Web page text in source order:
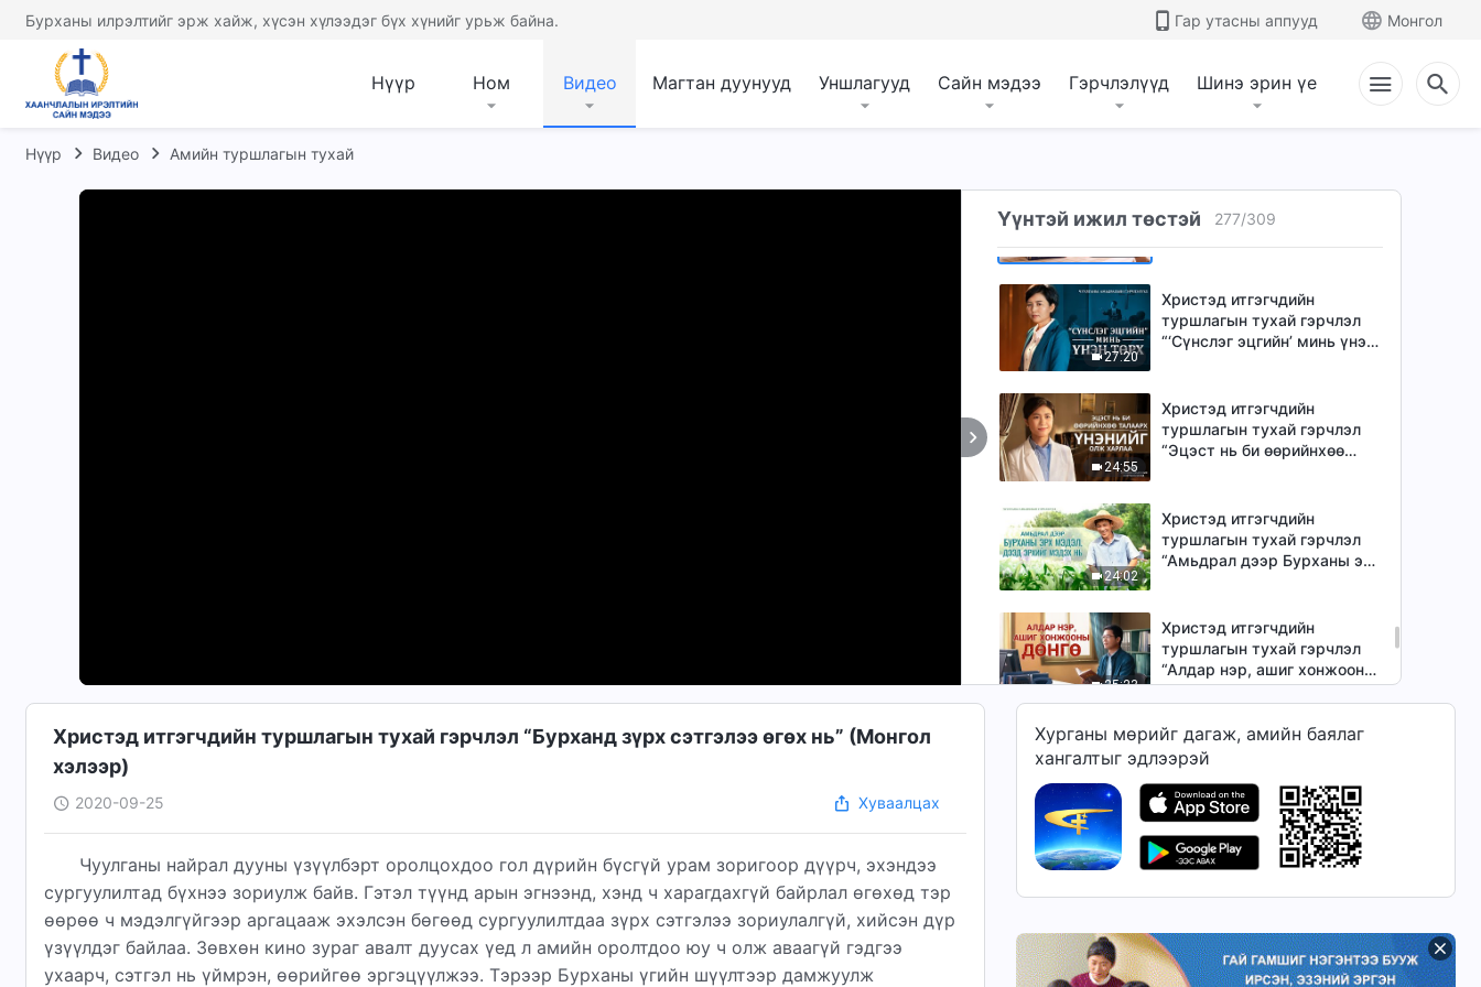
Бурханы илрэлтийг эрж хайж, хүсэн хүлээдэг бүх хүнийг урьж байна. Гар утасны аппууд Монгол
Нүүр Ном Видео Магтан дуунууд Уншлагууд Сайн мэдээ Гэрчлэлүүд Шинэ эрин үе
Нүүр Видео Амийн туршлагын тухай
Үүнтэй ижил төстэй 277/309
“Атаархлыг уужим
сэтгэлээр солих нь”
Христэд итгэгчдийн
туршлагын тухай гэрчлэл
24:41
Христэд итгэгчдийн
туршлагын тухай гэрчлэл
“Бурханд зүрх сэтгэлээ
өгөх нь” (Mонгол хэлээр)
27:20
Христэд итгэгчдийн
туршлагын тухай гэрчлэл
“‘Сүнслэг эцгийн’ минь үнэн
24:55
Христэд итгэгчдийн
туршлагын тухай гэрчлэл
“Эцэст нь би өөрийнхөө
24:02
Христэд итгэгчдийн
туршлагын тухай гэрчлэл
“Амьдрал дээр Бурханы эрх
25:23
Христэд итгэгчдийн
туршлагын тухай гэрчлэл
“Алдар нэр, ашиг хонжооны
дөнгө” (Mонгол хэлээр)
31:42
Христийн сүмийн видео
“Мөнхийн гаслан” Христэд
Христийн сүмийн видео
“Золгүй явдлаар ерөөл
Сайн мэдээний гэрчлэлүүд
“Би хүмүүст зүй зохистой
Христэд итгэгчдийн туршлагын тухай гэрчлэл “Бурханд зүрх сэтгэлээ өгөх нь” (Mонгол
хэлээр)
2020-09-25 Хуваалцах
Чуулганы найрал дууны үзүүлбэрт оролцохдоо гол дүрийн бүсгүй урам зоригоор дүүрч, эхэндээ
сургуулилтад бүхнээ зориулж байв. Гэтэл түүнд арын эгнээнд, хэнд ч харагдахгүй байрлал ѳгѳхѳд тэр
ѳѳрѳѳ ч мэдэлгүйгээр аргацааж эхэлсэн бөгөөд сургуулилтдаа зүрх сэтгэлээ зориулалгүй, хийсэн дүр
үзүүлдэг байлаа. Зѳвхѳн кино зураг авалт дуусах үед л амийн оролтдоо юу ч олж аваагүй гэдгээ
ухаарч, сэтгэл нь үймрэн, ѳѳрийгѳѳ эргэцүүлжээ. Тэрээр Бурханы үгийн шүүлтээр дамжуулж
Хурганы мөрийг дагаж, амийн баялаг
хангалтыг эдлээрэй